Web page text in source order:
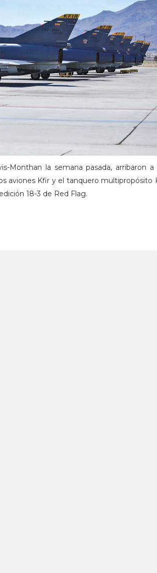
Monthan la semana pasada, arribaron a
aviones Kfir y el tanquero multipropósito
18-3 de Red Flag.